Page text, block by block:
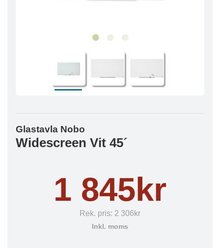
Glastavla Nobo
Widescreen Vit 45´
1 845kr
Rek. pris: 2 306kr
Inkl. moms